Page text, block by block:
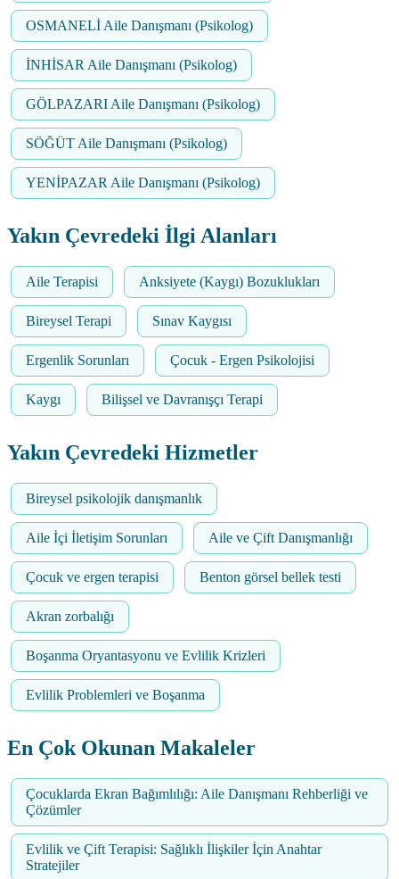
OSMANELİ Aile Danışmanı (Psikolog)
İNHİSAR Aile Danışmanı (Psikolog)
GÖLPAZARI Aile Danışmanı (Psikolog)
SÖĞÜT Aile Danışmanı (Psikolog)
YENİPAZAR Aile Danışmanı (Psikolog)
Yakın Çevredeki İlgi Alanları
Aile Terapisi Anksiyete (Kaygı) Bozuklukları
Bireysel Terapi Sınav Kaygısı
Ergenlik Sorunları Çocuk - Ergen Psikolojisi
Kaygı Bilişsel ve Davranışçı Terapi
Yakın Çevredeki Hizmetler
Bireysel psikolojik danışmanlık
Aile İçi İletişim Sorunları Aile ve Çift Danışmanlığı
Çocuk ve ergen terapisi Benton görsel bellek testi
Akran zorbalığı
Boşanma Oryantasyonu ve Evlilik Krizleri
Evlilik Problemleri ve Boşanma
En Çok Okunan Makaleler
Çocuklarda Ekran Bağımlılığı: Aile Danışmanı Rehberliği ve
Çözümler
Evlilik ve Çift Terapisi: Sağlıklı İlişkiler İçin Anahtar
Stratejiler